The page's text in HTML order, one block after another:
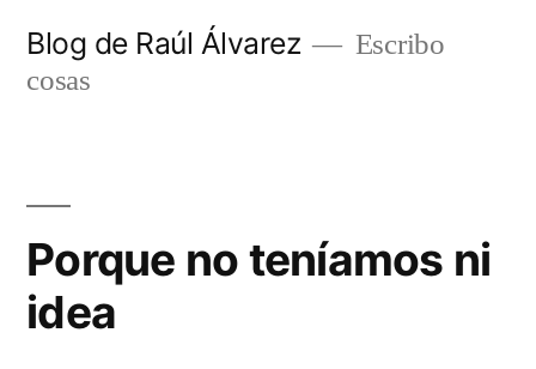
Blog de Raúl Álvarez
Escribo
cosas
Porque no teníamos ni
idea